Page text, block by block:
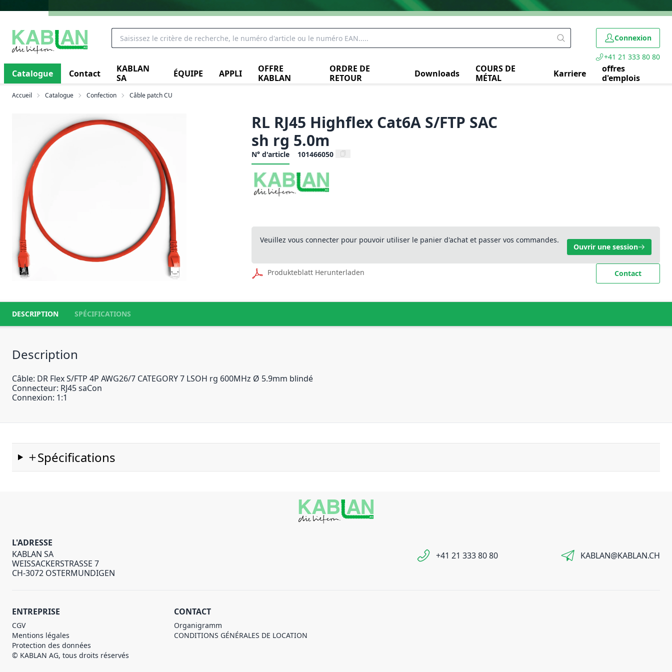
Connexion
+41 21 333 80 80
Catalogue Contact
KABLAN
SA
ÉQUIPE APPLI
OFFRE
KABLAN
ORDRE DE
RETOUR
Downloads
COURS DE
MÉTAL
Karriere
offres
d'emplois
Accueil Catalogue Confection Câble patch CU
RL RJ45 Highflex Cat6A S/FTP SAC
sh rg 5.0m
N° d'article 101466050
Veuillez vous connecter pour pouvoir utiliser le panier d'achat et passer vos commandes.
Ouvrir une session
Produkteblatt Herunterladen Contact
DESCRIPTION SPÉCIFICATIONS
Description
Câble: DR Flex S/FTP 4P AWG26/7 CATEGORY 7 LSOH rg 600MHz Ø 5.9mm blindé
Connecteur: RJ45 saCon
Connexion: 1:1
Spécifications
L'ADRESSE
KABLAN SA
WEISSACKERSTRASSE 7
CH-3072 OSTERMUNDIGEN
+41 21 333 80 80 KABLAN@KABLAN.CH
ENTREPRISE
CGV
Mentions légales
Protection des données
© KABLAN AG, tous droits réservés
CONTACT
Organigramm
CONDITIONS GÉNÉRALES DE LOCATION